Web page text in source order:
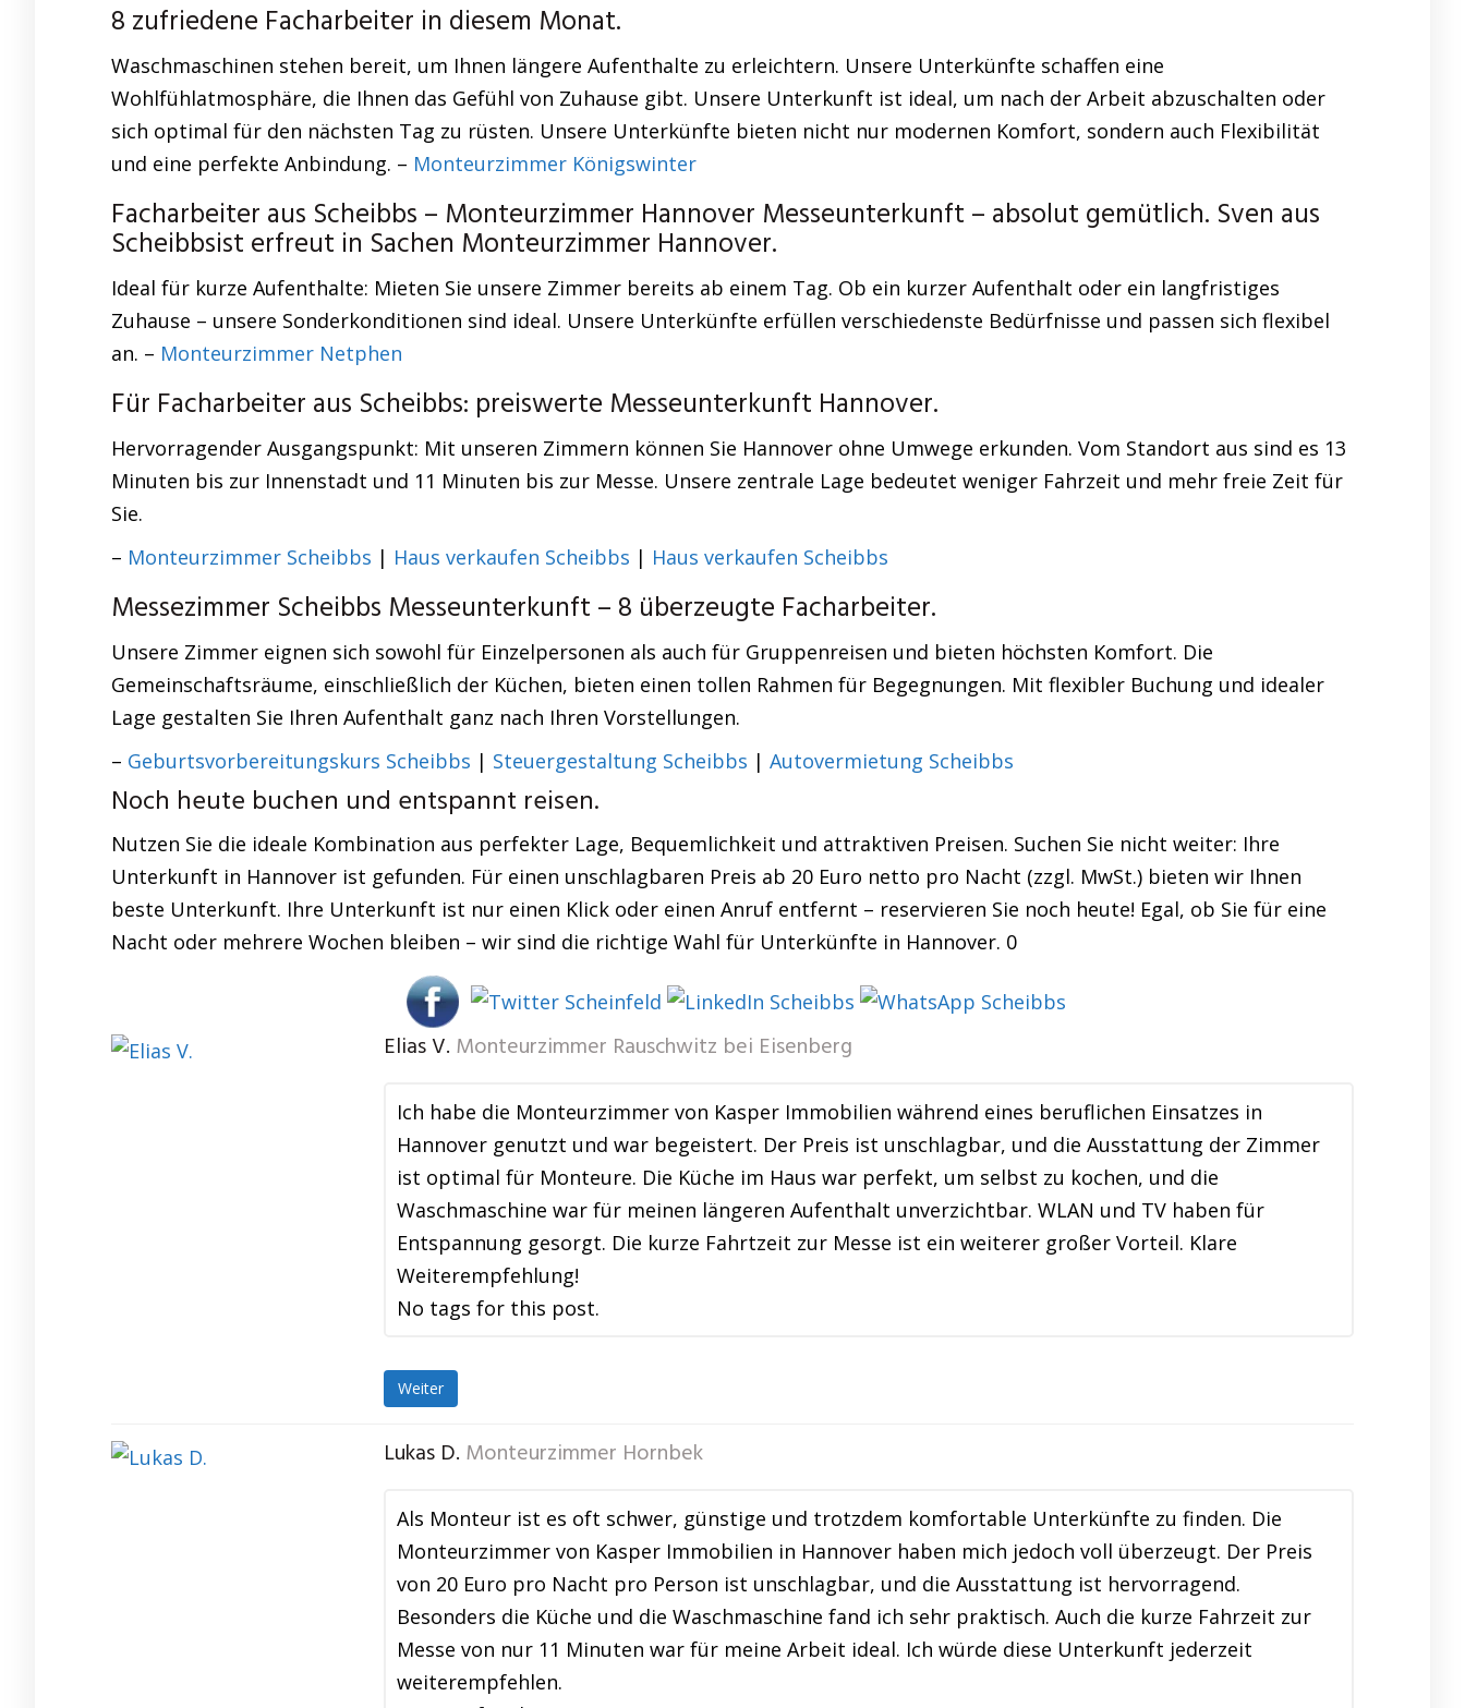
8 zufriedene Facharbeiter in diesem Monat.
Waschmaschinen stehen bereit, um Ihnen längere Aufenthalte zu erleichtern. Unsere Unterkünfte schaffen eine
Wohlfühlatmosphäre, die Ihnen das Gefühl von Zuhause gibt. Unsere Unterkunft ist ideal, um nach der Arbeit abzuschalten oder
sich optimal für den nächsten Tag zu rüsten. Unsere Unterkünfte bieten nicht nur modernen Komfort, sondern auch Flexibilität
und eine perfekte Anbindung. – Monteurzimmer Königswinter
Facharbeiter aus Scheibbs – Monteurzimmer Hannover Messeunterkunft – absolut gemütlich. Sven aus
Scheibbsist erfreut in Sachen Monteurzimmer Hannover.
Ideal für kurze Aufenthalte: Mieten Sie unsere Zimmer bereits ab einem Tag. Ob ein kurzer Aufenthalt oder ein langfristiges
Zuhause – unsere Sonderkonditionen sind ideal. Unsere Unterkünfte erfüllen verschiedenste Bedürfnisse und passen sich flexibel
an. – Monteurzimmer Netphen
Für Facharbeiter aus Scheibbs: preiswerte Messeunterkunft Hannover.
Hervorragender Ausgangspunkt: Mit unseren Zimmern können Sie Hannover ohne Umwege erkunden. Vom Standort aus sind es 13
Minuten bis zur Innenstadt und 11 Minuten bis zur Messe. Unsere zentrale Lage bedeutet weniger Fahrzeit und mehr freie Zeit für
Sie.
– Monteurzimmer Scheibbs | Haus verkaufen Scheibbs | Haus verkaufen Scheibbs
Messezimmer Scheibbs Messeunterkunft – 8 überzeugte Facharbeiter.
Unsere Zimmer eignen sich sowohl für Einzelpersonen als auch für Gruppenreisen und bieten höchsten Komfort. Die
Gemeinschaftsräume, einschließlich der Küchen, bieten einen tollen Rahmen für Begegnungen. Mit flexibler Buchung und idealer
Lage gestalten Sie Ihren Aufenthalt ganz nach Ihren Vorstellungen.
– Geburtsvorbereitungskurs Scheibbs | Steuergestaltung Scheibbs | Autovermietung Scheibbs
Noch heute buchen und entspannt reisen.
Nutzen Sie die ideale Kombination aus perfekter Lage, Bequemlichkeit und attraktiven Preisen. Suchen Sie nicht weiter: Ihre
Unterkunft in Hannover ist gefunden. Für einen unschlagbaren Preis ab 20 Euro netto pro Nacht (zzgl. MwSt.) bieten wir Ihnen
beste Unterkunft. Ihre Unterkunft ist nur einen Klick oder einen Anruf entfernt – reservieren Sie noch heute! Egal, ob Sie für eine
Nacht oder mehrere Wochen bleiben – wir sind die richtige Wahl für Unterkünfte in Hannover. 0
Elias V. Monteurzimmer Rauschwitz bei Eisenberg
Ich habe die Monteurzimmer von Kasper Immobilien während eines beruflichen Einsatzes in
Hannover genutzt und war begeistert. Der Preis ist unschlagbar, und die Ausstattung der Zimmer
ist optimal für Monteure. Die Küche im Haus war perfekt, um selbst zu kochen, und die
Waschmaschine war für meinen längeren Aufenthalt unverzichtbar. WLAN und TV haben für
Entspannung gesorgt. Die kurze Fahrtzeit zur Messe ist ein weiterer großer Vorteil. Klare
Weiterempfehlung!
No tags for this post.
Weiter
Lukas D. Monteurzimmer Hornbek
Als Monteur ist es oft schwer, günstige und trotzdem komfortable Unterkünfte zu finden. Die
Monteurzimmer von Kasper Immobilien in Hannover haben mich jedoch voll überzeugt. Der Preis
von 20 Euro pro Nacht pro Person ist unschlagbar, und die Ausstattung ist hervorragend.
Besonders die Küche und die Waschmaschine fand ich sehr praktisch. Auch die kurze Fahrzeit zur
Messe von nur 11 Minuten war für meine Arbeit ideal. Ich würde diese Unterkunft jederzeit
weiterempfehlen.